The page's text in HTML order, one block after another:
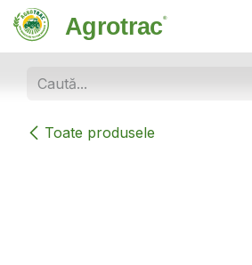
Sari la conținut
Toate produsele